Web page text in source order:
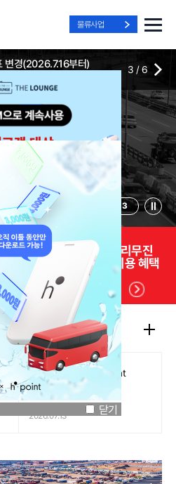
물류사업
닫기
닫기
Fast Way
Airport
Fast Way
Airport
Fast Way
Airport
3
변경(2026.7.16부터)
2026-07-13
3 /6
리무진
리무진
이용 혜택
공지사항
도심공항리무진 x H.Point
할인쿠폰 이벤트
2026.07.13